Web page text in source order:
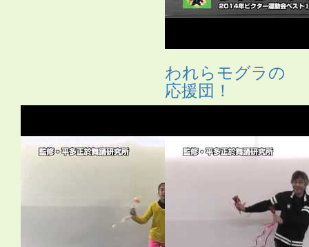
われらモグラの
応援団！